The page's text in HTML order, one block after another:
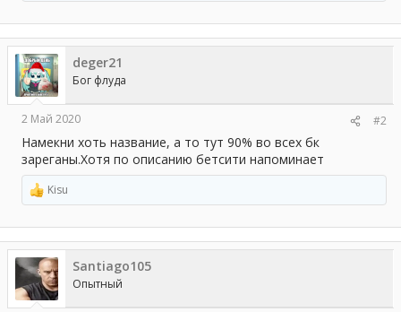
е
а
к
ц
и
и
:
deger21
Бог флуда
2 Май 2020 #2
Намекни хоть название, а то тут 90% во всех бк
зареганы.Хотя по описанию бетсити напоминает
Р
е
а
к
ц
и
и
:
Kisu
Santiago105
Опытный